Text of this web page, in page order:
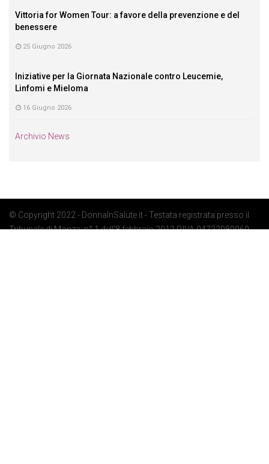
Vittoria for Women Tour: a favore della prevenzione e del
benessere
25 Giugno 2026
Iniziative per la Giornata Nazionale contro Leucemie,
Linfomi e Mieloma
16 Giugno 2026
Archivio News
© Copyright 2022 - DonnaInSalute.it - Testata registrata presso il
Tribunale di Monza: n° 1 dell'8 febbraio 2012 P.IVA 04722080969 -